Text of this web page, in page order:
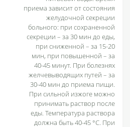
приема зависит от состояния
желудочной секреции
больного: при сохраненной
секреции – за 30 мин до еды,
при сниженной – за 15-20
мин, при повышенной – за
40-45 минут. При болезнях
желчевыводящих путей – за
30-40 мин до приема пищи.
При сильной изжоге можно
принимать раствор после
еды. Температура раствора
должна быть 40-45 °С. При